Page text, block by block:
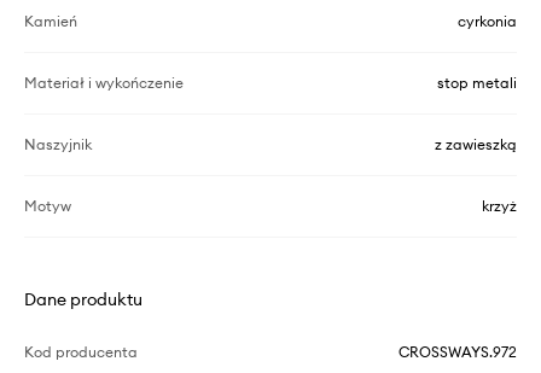
Kamień cyrkonia
Materiał i wykończenie stop metali
Naszyjnik z zawieszką
Motyw krzyż
Dane produktu
Kod producenta CROSSWAYS.972